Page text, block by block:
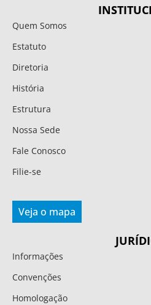
Quem Somos
Estatuto
Diretoria
História
Estrutura
Nossa Sede
Fale Conosco
Filie-se
Veja o mapa
Informações
Convenções
Homologação